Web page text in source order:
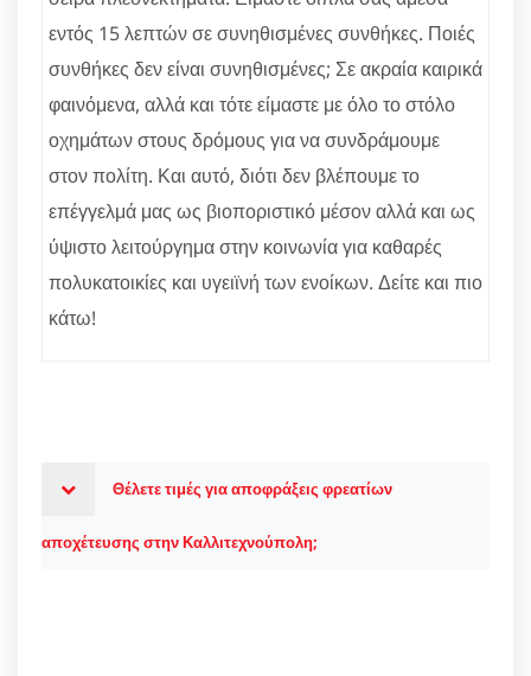
εντός 15 λεπτών σε συνηθισμένες συνθήκες. Ποιές
συνθήκες δεν είναι συνηθισμένες; Σε ακραία καιρικά
φαινόμενα, αλλά και τότε είμαστε με όλο το στόλο
οχημάτων στους δρόμους για να συνδράμουμε
στον πολίτη. Και αυτό, διότι δεν βλέπουμε το
επέγγελμά μας ως βιοποριστικό μέσον αλλά και ως
ύψιστο λειτούργημα στην κοινωνία για καθαρές
πολυκατοικίες και υγειϊνή των ενοίκων. Δείτε και πιο
κάτω!
Θέλετε τιμές για αποφράξεις φρεατίων
αποχέτευσης στην Καλλιτεχνούπολη;